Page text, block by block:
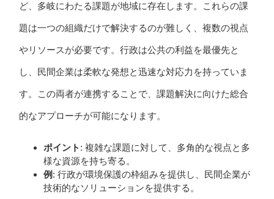
ど、多岐にわたる課題が地域に存在します。これらの課
題は一つの組織だけで解決するのが難しく、複数の視点
やリソースが必要です。行政は公共の利益を最優先と
し、民間企業は柔軟な発想と迅速な対応力を持っていま
す。この両者が連携することで、課題解決に向けた総合
的なアプローチが可能になります。
ポイント : 複雑な課題に対して、多角的な視点と多
様な資源を持ち寄る。
例 : 行政が環境保護の枠組みを提供し、民間企業が
技術的なソリューションを提供する。